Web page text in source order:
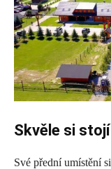
Skvěle si
Své přední umístění